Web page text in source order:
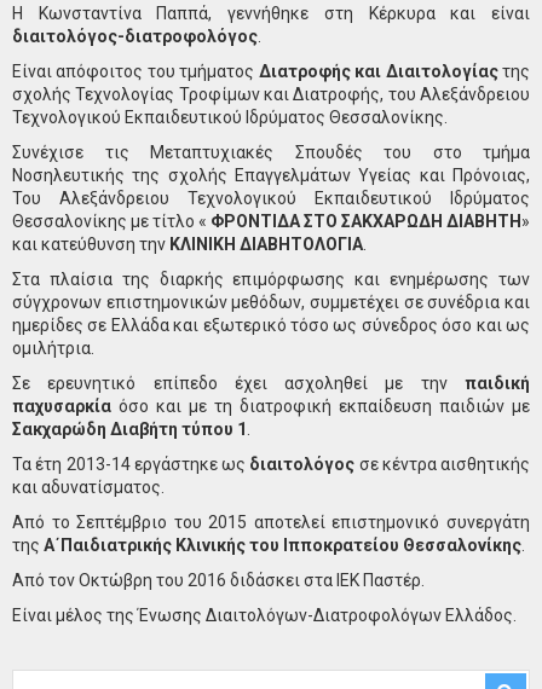
Η Κωνσταντίνα Παππά, γεννήθηκε στη Κέρκυρα και είναι
διαιτολόγος-διατροφολόγος.
Είναι απόφοιτος του τμήματος Διατροφής και Διαιτολογίαςτης
σχολής Τεχνολογίας Τροφίμων και Διατροφής, του Αλεξάνδρειου
Τεχνολογικού Εκπαιδευτικού Ιδρύματος Θεσσαλονίκης.
Συνέχισε τις Μεταπτυχιακές Σπουδές του στο τμήμα
Νοσηλευτικής της σχολής Επαγγελμάτων Υγείας και Πρόνοιας,
Του Αλεξάνδρειου Τεχνολογικού Εκπαιδευτικού Ιδρύματος
Θεσσαλονίκης με τίτλο « ΦΡΟΝΤΙΔΑ ΣΤΟ ΣΑΚΧΑΡΩΔΗ ΔΙΑΒΗΤΗ »
και κατεύθυνση την ΚΛΙΝΙΚΗ ΔΙΑΒΗΤΟΛΟΓΙΑ.
Στα πλαίσια της διαρκής επιμόρφωσης και ενημέρωσης των
σύγχρονων επιστημονικών μεθόδων, συμμετέχει σε συνέδρια και
ημερίδες σε Ελλάδα και εξωτερικό τόσο ως σύνεδρος όσο και ως
ομιλήτρια.
Σε ερευνητικό επίπεδο έχει ασχοληθεί με την παιδική
παχυσαρκία όσο και με τη διατροφική εκπαίδευση παιδιών με
Σακχαρώδη Διαβήτη τύπου 1 .
Τα έτη 2013-14 εργάστηκε ως διαιτολόγος σε κέντρα αισθητικής
και αδυνατίσματος.
Από το Σεπτέμβριο του 2015 αποτελεί επιστημονικό συνεργάτη
της Α΄Παιδιατρικής Κλινικής του Ιπποκρατείου Θεσσαλονίκης.
Από τον Οκτώβρη του 2016 διδάσκει στα ΙΕΚ Παστέρ.
Είναι μέλος της Ένωσης Διαιτολόγων-Διατροφολόγων Ελλάδος.